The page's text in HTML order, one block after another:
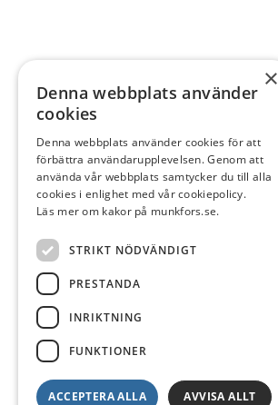
×
Denna webbplats använder
cookies
Denna webbplats använder cookies för att
förbättra användarupplevelsen. Genom att
använda vår webbplats samtycker du till alla
cookies i enlighet med vår cookiepolicy.
Läs mer om kakor på munkfors.se.
STRIKT NÖDVÄNDIGT
PRESTANDA
INRIKTNING
FUNKTIONER
ACCEPTERA ALLA AVVISA ALLT